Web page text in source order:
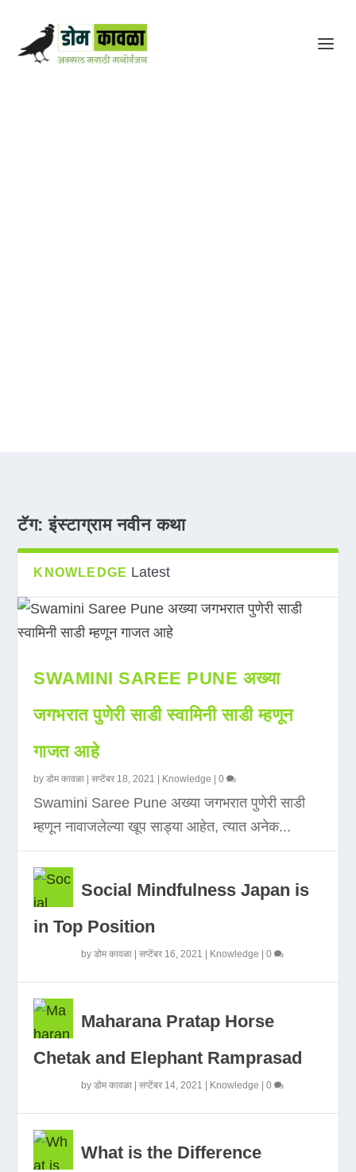
टॅग:इंस्टाग्राम नवीन कथा
KNOWLEDGE Latest
SWAMINI SAREE PUNE अख्या
जगभरात पुणेरी साडी स्वामिनी साडी म्हणून
गाजत आहे
byडोम कावळा |सप्टेंबर 18, 2021 Knowledge |0
Swamini Saree Pune अख्या जगभरात पुणेरी साडी
म्हणून नावाजलेल्या खूप साड्या आहेत, त्यात अनेक...
Social Mindfulness Japan is
in Top Position
byडोम कावळा |सप्टेंबर 16, 2021 Knowledge |0
Maharana Pratap Horse
Chetak and Elephant Ramprasad
byडोम कावळा |सप्टेंबर 14, 2021 Knowledge |0
What is the Difference